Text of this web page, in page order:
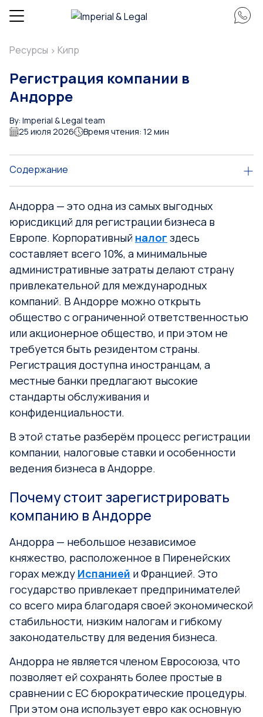
Ресурсы > Кипр
Регистрация компании в
Андорре
By: Imperial & Legal team
25 июля 2026
Время чтения: 12 мин
Содержание
Андорра — это одна из самых выгодных
юрисдикций для регистрации бизнеса в
Европе. Корпоративный налог здесь
составляет всего 10%, а минимальные
административные затраты делают страну
привлекательной для международных
компаний. В Андорре можно открыть
общество с ограниченной ответственностью
или акционерное общество, и при этом не
требуется быть резидентом страны.
Регистрация доступна иностранцам, а
местные банки предлагают высокие
стандарты обслуживания и
конфиденциальности.
В этой статье разберём процесс регистрации
компании, налоговые ставки и особенности
ведения бизнеса в Андорре.
Почему стоит зарегистрировать
компанию в Андорре
Андорра — небольшое независимое
княжество, расположенное в Пиренейских
горах между Испанией и Францией. Это
государство привлекает предпринимателей
со всего мира благодаря своей экономической
стабильности, низким налогам и гибкому
законодательству для ведения бизнеса.
Андорра не является членом Евросоюза, что
позволяет ей сохранять более простые в
сравнении с ЕС бюрократические процедуры.
При этом она использует евро как основную